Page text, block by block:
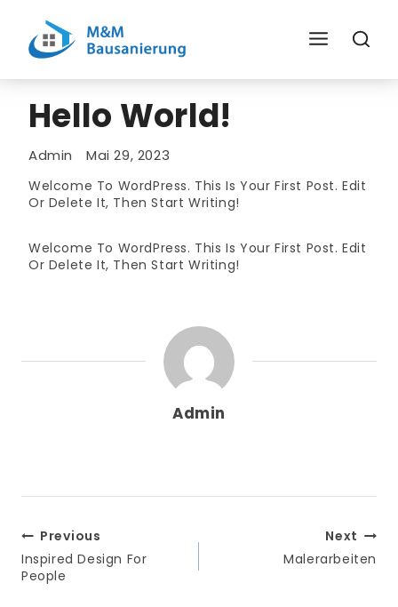
Content
Hello World!
Admin Mai 29, 2023
Welcome To WordPress. This Is Your First Post. Edit
Or Delete It, Then Start Writing!
Welcome To WordPress. This Is Your First Post. Edit
Or Delete It, Then Start Writing!
Admin
Beitrags-
Navigation
Previous
Inspired Design For
People
Next
Malerarbeiten